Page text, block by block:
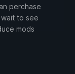
perchase
to see
mods